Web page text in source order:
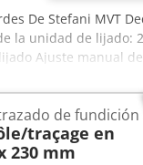
De Stefani MVT
la unidad de lijado:
Ajuste manual
mediante variador
de fundición
traçage en
230 mm